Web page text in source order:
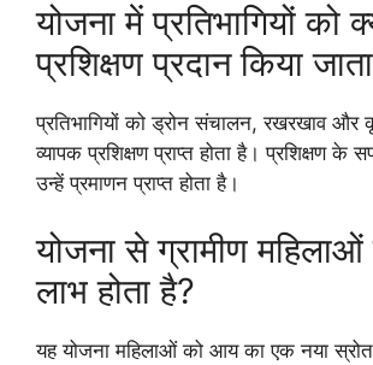
योजना में प्रतिभागियों को
प्रशिक्षण प्रदान किया
प्रतिभागियों को ड्रोन संचालन, रखरखाव और
व्यापक प्रशिक्षण प्राप्त होता है। प्रशिक्षण के
उन्हें प्रमाणन प्राप्त होता है।
योजना से ग्रामीण महिलाओं
लाभ होता है?
यह योजना महिलाओं को आय का एक नया